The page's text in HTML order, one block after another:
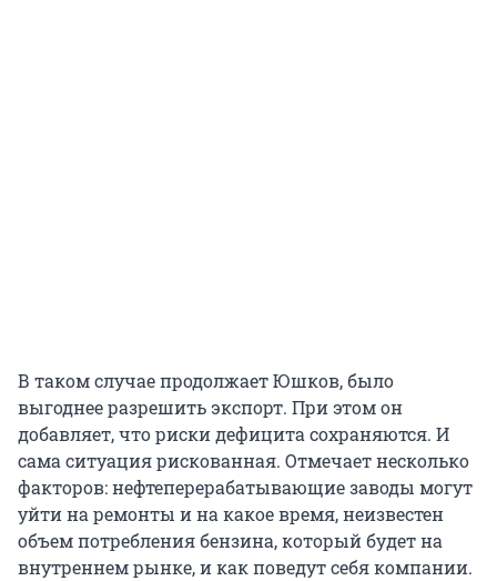
В таком случае продолжает Юшков, было
выгоднее разрешить экспорт. При этом он
добавляет, что риски дефицита сохраняются. И
сама ситуация рискованная. Отмечает несколько
факторов: нефтеперерабатывающие заводы могут
уйти на ремонты и на какое время, неизвестен
объем потребления бензина, который будет на
внутреннем рынке, и как поведут себя компании.